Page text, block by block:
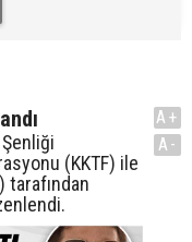
(KKTF) ile
tarafından
A+
A-